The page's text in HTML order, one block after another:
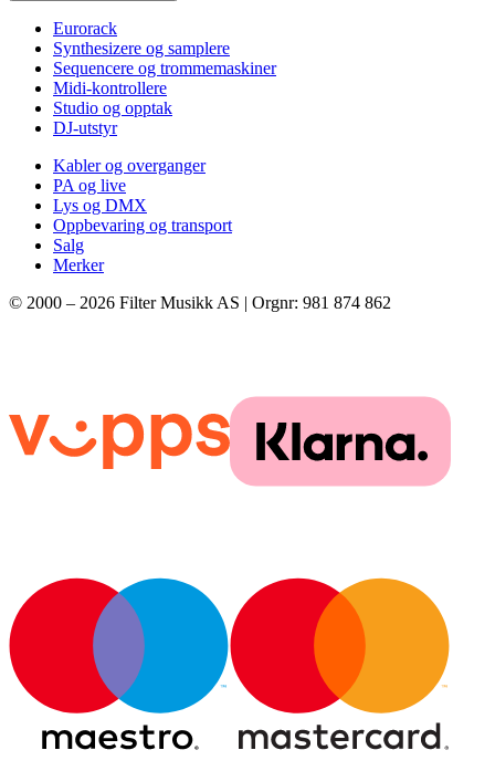
Eurorack
Synthesizere og samplere
Sequencere og trommemaskiner
Midi-kontrollere
Studio og opptak
DJ-utstyr
Kabler og overganger
PA og live
Lys og DMX
Oppbevaring og transport
Salg
Merker
© 2000 – 2026 Filter Musikk AS | Orgnr: 981 874 862